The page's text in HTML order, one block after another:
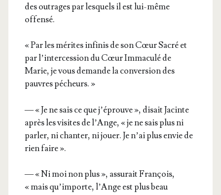
des outrages par les­quels il est lui-même
offensé.
« Par les mérites infi­nis de son Cœur Sacré et
par l’in­ter­ces­sion du Cœur Imma­cu­lé de
Marie, je vous demande la conver­sion des
pauvres pécheurs. »
— « Je ne sais ce que j’é­prouve », disait Jacinte
après les visites de l’Ange, « je ne sais plus ni
par­ler, ni chan­ter, ni jouer. Je n’ai plus envie de
rien faire ».
— « Ni moi non plus », assu­rait Fran­çois,
« mais qu’im­porte, l’Ange est plus beau